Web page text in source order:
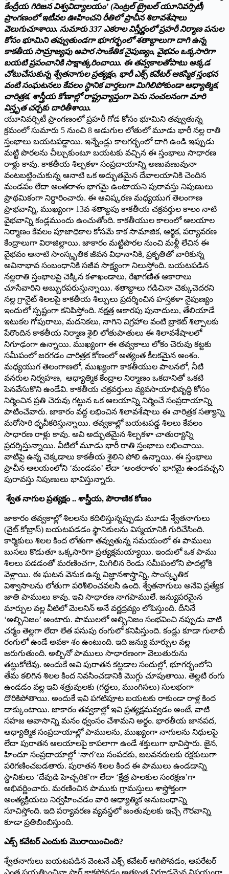
కేంద్రీయ గిరిజన విశ్వవిద్యాలయం’ (సెంట్రల్ ట్రైబల్ యూనివర్సిటీ)
ప్రాంగణంలో ఇటీవల ఊహించని రీతిలో ప్రాచీన శిలావశేషాలు
వెలుగుచూశాయి. సుమారు 337 ఎకరాల విస్తీర్ణంలో ప్రహరీ నిర్మాణ పనుల
కోసం భూమిని తవ్వుతుండగా భూగర్భంలో శతాబ్దాలుగా దాగి ఉన్న
కాకతీయ సామ్రాజ్యపు అపార సాంకేతిక నైపుణ్యం, వైభవం ఒక్కసారిగా
బయటి ప్రపంచానికి సాక్షాత్కరించాయి. ఈ తవ్వకాలతోపాటు అక్కడ
చోటుచేసుకున్న శ్వేతనాగుల ప్రత్యక్షం, భారీ ఎక్స్ కవేటర్ ఆకస్మిక స్తంభన
వంటి సంఘటనలు కేవలం స్థానిక వార్తలుగా మిగిలిపోకుండా ఆధ్యాత్మిక,
చారిత్రక, శాస్త్రీయ కోణాల్లో రాష్ట్రవ్యాప్తంగా పెను సంచలనంగా మారి
విస్తృత చర్చకు దారితీశాయి.
యూనివర్సిటీ ప్రాంగణంలో ప్రహరీ గోడ కోసం భూమిని తవ్వుతున్న
క్రమంలో సుమారు 5 నుంచి 8 అడుగుల లోతులో మూడు భారీ నల్ల రాతి
స్తంభాలు బయటపడ్డాయి. ఇన్నేండ్లు కాలగర్భంలో దాగి ఉండి ఇప్పుడు
మట్టి పొరలను చీల్చుకుంటూ బయటకు వచ్చిన ఈ స్తంభాలు సాధారణ
రాళ్లు కావు. కాకతీయ శిల్పకళా సంప్రదాయాన్ని అణువణువునా
వంటబట్టించుకున్న ఆనాటి ఒక అద్భుతమైన దేవాలయానికి చెందిన
మండపం లేదా అంతరాళం భాగమై ఉంటాయని పురావస్తు నిపుణులు
ప్రాథమికంగా నిర్ధారించారు. ఈ ఆవిష్కరణ మధ్యయుగ తెలంగాణ
ప్రాభవాన్ని, ముఖ్యంగా 13వ శతాబ్దపు కాకతీయ చక్రవర్తుల కాలం నాటి
వైభవాన్ని కండ్లముందు ఉంచుతోంది. కాకతీయుల కాలంలో ఆలయాల
నిర్మాణం కేవలం పూజాధికాల కోసమే కాక సామాజిక, ఆర్థిక, పర్యావరణ
కేంద్రాలుగా విరాజిల్లాయి. జాకారం మట్టిపొరల నుంచి మళ్లీ లేచిన ఈ
వైభవం ఆనాటి సాంస్కృతిక జీవన విధానానికి, ప్రకృతితో వారికున్న
అవినాభావ సంబంధానికి సజీవ సాక్ష్యంగా నిలుస్తోంది. బయటపడిన
నల్లరాతి స్తంభాలపై చెక్కిన కళాఖండాలు, రేఖాగణిత ఆకారాలు
చూసేవారిని అబ్బురపరుస్తున్నాయి. శతాబ్దాలు గడిచినా చెక్కుచెదరని
నల్ల గ్రానైట్ శిలలపై కాకతీయ శిల్పులు ప్రదర్శించిన హస్తకళా నైపుణ్యం
ఇందులో స్పష్టంగా కనిపిస్తోంది. నక్షత్ర ఆకారపు పునాదులు, తేలియాడే
ఇటుకల గోపురాలు, మదనికలు, నాగిని విగ్రహాల వంటి బ్రాకెట్ శిల్పాలకు
పేరొందిన కాకతీయ నిర్మాణ శైలి లోతుపాతులు ఈ శిలావశేషాలలో
నిగూఢంగా ఉన్నాయి. ముఖ్యంగా ఈ తవ్వకాలు లోకం చెరువు కట్టకు
సమీపంలో జరగడం చారిత్రక కోణంలో అత్యంత కీలకమైన అంశం.
మధ్యయుగ తెలంగాణలో, ముఖ్యంగా కాకతీయుల పాలనలో, నీటి
వనరుల నిర్వహణ, ఆధ్యాత్మిక కేంద్రాల నిర్మాణం ఒకదానితో ఒకటి
పెనవేసుకొని ఉండేవి. కాకతీయ చక్రవర్తులు వ్యవసాయాభివృద్ధి కోసం
నిర్మించిన ప్రతి చెరువు గట్టున ఒక ఆలయాన్ని నిర్మించే సంప్రదాయాన్ని
పాటించేవారు. జాకారం వద్ద లభించిన శిలావశేషాలు ఈ చారిత్రక సత్యాన్ని
మరోసారి ధృవీకరిస్తున్నాయి. తవ్వకాల్లో బయటపడ్డ శిలలు కేవలం
సాధారణ రాళ్లు కావు. అవి అద్భుతమైన శిల్పకళా చాతుర్యాన్ని
ప్రదర్శిస్తున్నాయి. వీటిలో మూడు భారీ రాతి స్తంభాలు లభించాయి.
వాటిపై ఉన్న చెక్కడాలు కాకతీయ శైలిని పోలి ఉన్నాయి. ఈ స్తంభాలు
ప్రాచీన ఆలయంలోని ‘మండపం’ లేదా ‘అంతరాళం’ భాగమై ఉండవచ్చని
పురావస్తు నిపుణులు భావిస్తున్నారు.
శ్వేత నాగుల ప్రత్యక్షం .. శాస్త్రీయ, పౌరాణిక కోణం
జాకారం తవ్వకాల్లో శిలలను కదిలిస్తున్నప్పుడు మూడు శ్వేతనాగులు
(వైట్ కోబ్రాస్) బయటపడడం స్థానికులను విస్మయానికి గురిచేసింది.
కార్మికులు శిలల కింద లోతుగా తవ్వుతున్న సమయంలో ఈ పాములు
బుసలు కొడుతూ ఒక్కసారిగా ప్రత్యక్షమయ్యాయి. ఇందులో ఒక పాము
శిలలు పడడంతో మరణించగా, మిగిలిన రెండు సమీపంలోని పొదల్లోకి
వెళ్లాయి. ఈ ఘటన వెనుక ఉన్న విజ్ఞానశాస్త్రాన్ని, సాంస్కృతిక
విశ్వాసాలను లోతుగా పరిశీలించవలసి ఉంది. శ్వేతనాగులు అనేవి ప్రత్యేక
జాతి పాములు కావు. ఇవి సాధారణ నాగపాములే. జన్యుపరమైన
మార్పుల వల్ల వీటిలో మెలనిన్ అనే వర్ణద్రవ్యం లోపిస్తుంది. దీనినే
‘అల్బినిజం’ అంటారు. పాములలో అల్బినిజం సంభవించి నప్పుడు వాటి
చర్మం తెల్లగా లేదా లేత పసుపు రంగులో కనిపిస్తుంది. కండ్లు కూడా గులాబీ
రంగులో ఉండే అవకా శం ఉంటుంది. ఇది జన్యు మార్పుల వల్ల
జరుగుతుంది. అల్బినో పాములు సాధారణంగా వెలుతురును
తట్టుకోలేవు. అందుకే అవి పురాతన కట్టడాల సందుల్లో, భూగర్భంలోని
తేమ కలిగిన శిలల కింద నివసించడానికి మొగ్గు చూపుతాయి. తెల్లటి రంగు
ఉండడం వల్ల ఇవి శత్రువులకు (గద్దలు, ముంగిసలు) సులభంగా
దొరికిపోతాయి. అందుకే ఇవి పగటిపూట బయటకు రాకుండా రాళ్ల కింద
దాక్కుంటాయి. జాకారం తవ్వకాల్లో ఇవి ప్రత్యక్షమవ్వడం అంటే, వాటి
సహజ ఆవాసాన్ని మనం ధ్వంసం చేశామని అర్థం. భారతీయ జానపద,
ఆధ్యాత్మిక సంప్రదాయాల్లో పాములను, ముఖ్యంగా నాగులను నిధులపై
లేదా పురాతన ఆలయాలపై కాపలాగా ఉండే శక్తులుగా భావిస్తారు. జైన,
హిందూ సంప్రదాయాల్లో ‘నాగ’లు సంపదకు, జలవనరులకు రక్షకులుగా
పరిగణించబడతారు. పురాతన శిలల కింద ఈ పాములు ఉండడాన్ని
స్థానికులు ‘దేవుడి హెచ్చరిక’గా లేదా ‘క్షేత్ర పాలకుల సంరక్షణ’గా
అభివర్ణించారు. మరణించిన పాముకు గ్రామస్తులు శాస్త్రోక్తంగా
అంత్యక్రియలు నిర్వహించడం వారి ఆధ్యాత్మిక అనుబంధాన్ని
సూచిస్తోంది. ఇది పర్యావరణ వ్యవస్థలో జంతువులకు ఇచ్చే గౌరవాన్ని
కూడా ప్రతిబింబిస్తుంది.
ఎక్స్ కవేటర్ ఎందుకు మొరాయించింది?
శ్వేతనాగులు బయటపడిన వెంటనే ఎక్స్ కవేటర్ ఆగిపోవడం, ఆపరేటర్
ఎంత ప్రయత్నించినా స్టార్ట్ కాకపోవడం అత్యంత నిగూఢమైన విషయంగా